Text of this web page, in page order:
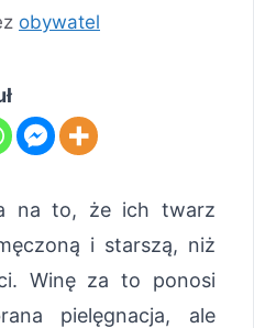
obywatel
na to, że ich twarz
i starszą, niż
Winę za to ponosi
pielęgnacja, ale